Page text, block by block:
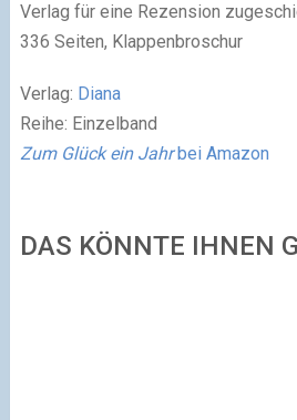
Verlag für eine Rezension
336 Seiten, Klappenbroschur
Verlag: Diana
Reihe: Einzelband
Zum Glück ein Jahrbei Amazon
DAS KÖNNTE IHNEN